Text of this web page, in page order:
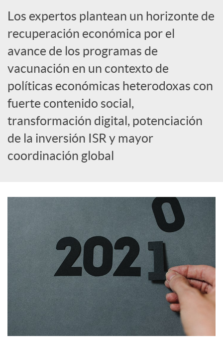
o
r
d
e
c
t
e
n
i
Los expertos plantean un horizonte de
recuperación económica por el
avance de los programas de
vacunación en un contexto de
políticas económicas heterodoxas con
fuerte contenido social,
transformación digital, potenciación
de la inversión ISR y mayor
coordinación global